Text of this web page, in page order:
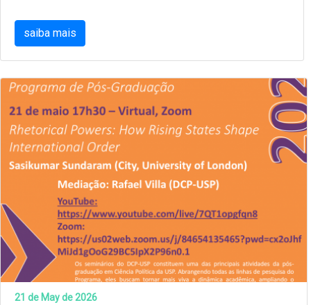
saiba mais
21 de May de 2026